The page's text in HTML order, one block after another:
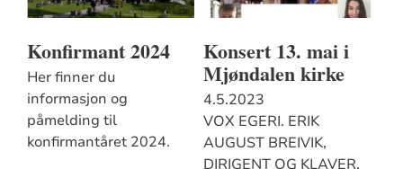
Konfirmant 2024
Her finner du
informasjon og
påmelding til
konfirmantåret 2024.
Konsert 13. mai i
Mjøndalen kirke
4.5.2023
VOX EGERI. ERIK
AUGUST BREIVIK,
DIRIGENT OG KLAVER.